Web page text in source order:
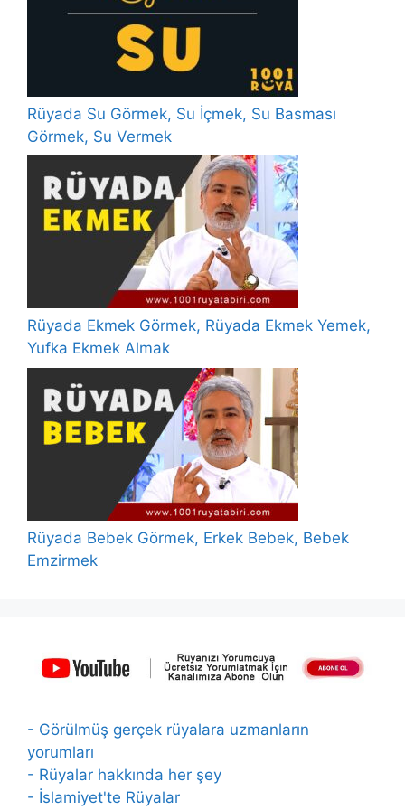
Rüyada Su Görmek, Su İçmek, Su Basması
Görmek, Su Vermek
Rüyada Ekmek Görmek, Rüyada Ekmek Yemek,
Yufka Ekmek Almak
Rüyada Bebek Görmek, Erkek Bebek, Bebek
Emzirmek
- Görülmüş gerçek rüyalara uzmanların
yorumları
- Rüyalar hakkında her şey
- İslamiyet'te Rüyalar